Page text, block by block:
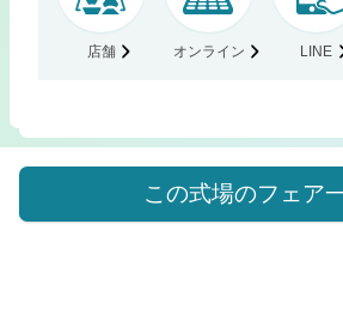
店舗 オンライン LINE
この式場のフェア